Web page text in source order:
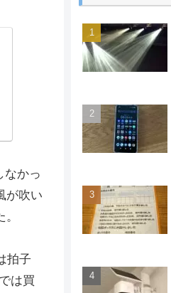
なかっ
が吹い
拍子
は買